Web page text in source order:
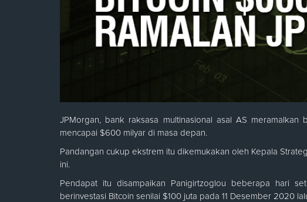
JPMorgan, bank raksasa multinasional asal AS
mencapai $600 milyar di masa depan.
Pandangan cukup ekstrem itu dikemukakan oleh Kepala
ini.
Pendapat itu disampaikan Panigirtzoglou beberapa hari
berinvestasi Bitcoin senilai $100 juta pada 11 Desember 2020